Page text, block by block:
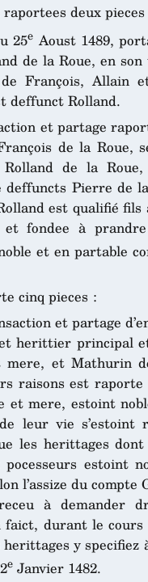
deux
25e Aoust 1489,
de la Roue, en
François, Allain
deffunct Rolland.
et partage
de la Roue,
de la
Pierre de
est qualifié
et fondee à
et en partable
cinq pieces :
et partage
herittier principal
et Mathurin
raisons est
mere, estoint
leur vie s’estoint
les herittages
estoint
l’assize du
à demander
durant le
y specifiez
e Janvier 1482.